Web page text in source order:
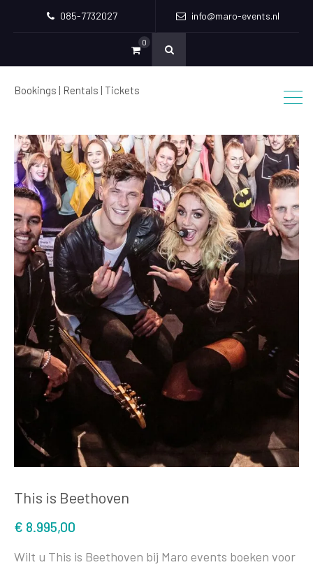
085-7732027 info@maro-events.nl
0
Bookings | Rentals | Tickets
This is Beethoven
€ 8.995,00
Wilt u This is Beethoven bij Maro events boeken voor